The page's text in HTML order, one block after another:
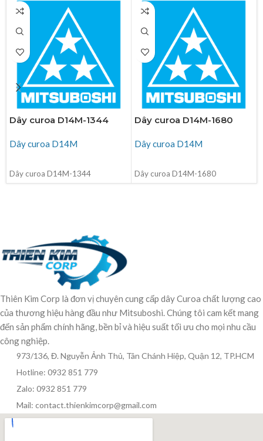
Dây curoa D14M-1344
Dây curoa D14M
Dây curoa D14M-1344
Dây curoa D14M-1680
Dây curoa D14M
Dây curoa D14M-1680
Thiên Kim Corp là đơn vị chuyên cung cấp dây Curoa chất lượng cao
của thương hiệu hàng đầu như Mitsuboshi. Chúng tôi cam kết mang
đến sản phẩm chính hãng, bền bỉ và hiệu suất tối ưu cho mọi nhu cầu
công nghiệp.
973/136, Đ. Nguyễn Ảnh Thủ, Tân Chánh Hiệp, Quận 12, TP.HCM
Hotline: 0932 851 779
Zalo: 0932 851 779
Mail: contact.thienkimcorp@gmail.com